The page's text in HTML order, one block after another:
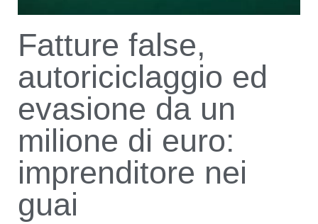
Fatture false,
autoriciclaggio ed
evasione da un
milione di euro:
imprenditore nei
guai